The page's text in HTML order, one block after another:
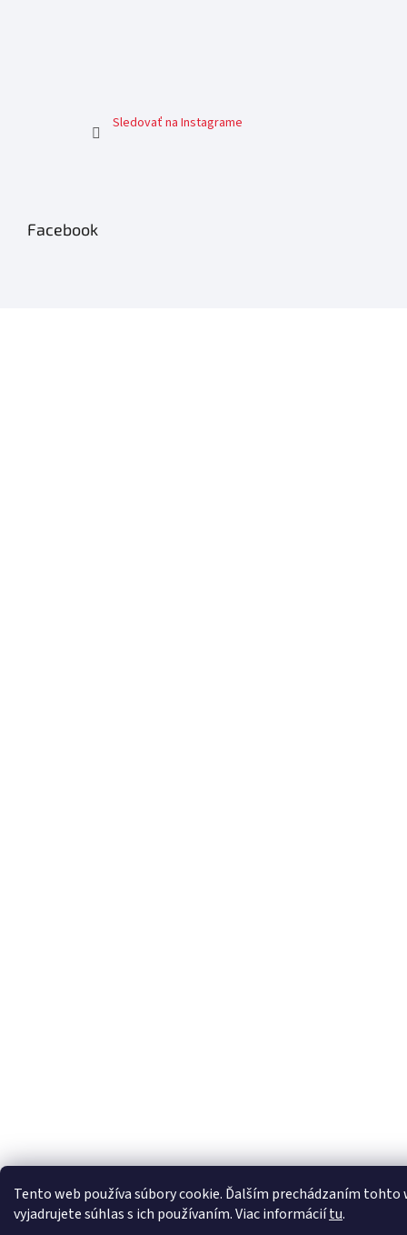
Tento web používa súbory cookie. Ďalším prechádzaním tohto
vyjadrujete súhlas s ich používaním. Viac informáciítu.
Sledovať na Instagrame
Facebook